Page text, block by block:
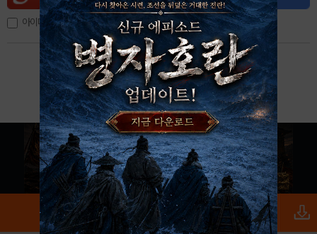
아이디, 이메일 저장
아이디 / 비밀번호 찾기 회원가입